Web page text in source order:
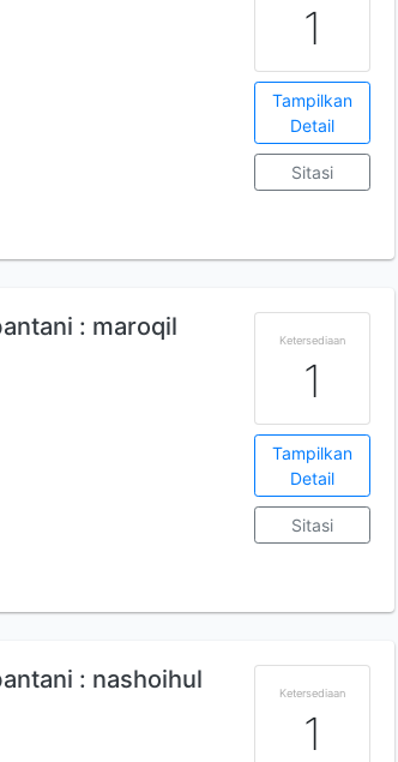
1
Tampilkan
Detail
Sitasi
: maroqil
Ketersediaan
1
Tampilkan
Detail
Sitasi
: nashoihul
Ketersediaan
1